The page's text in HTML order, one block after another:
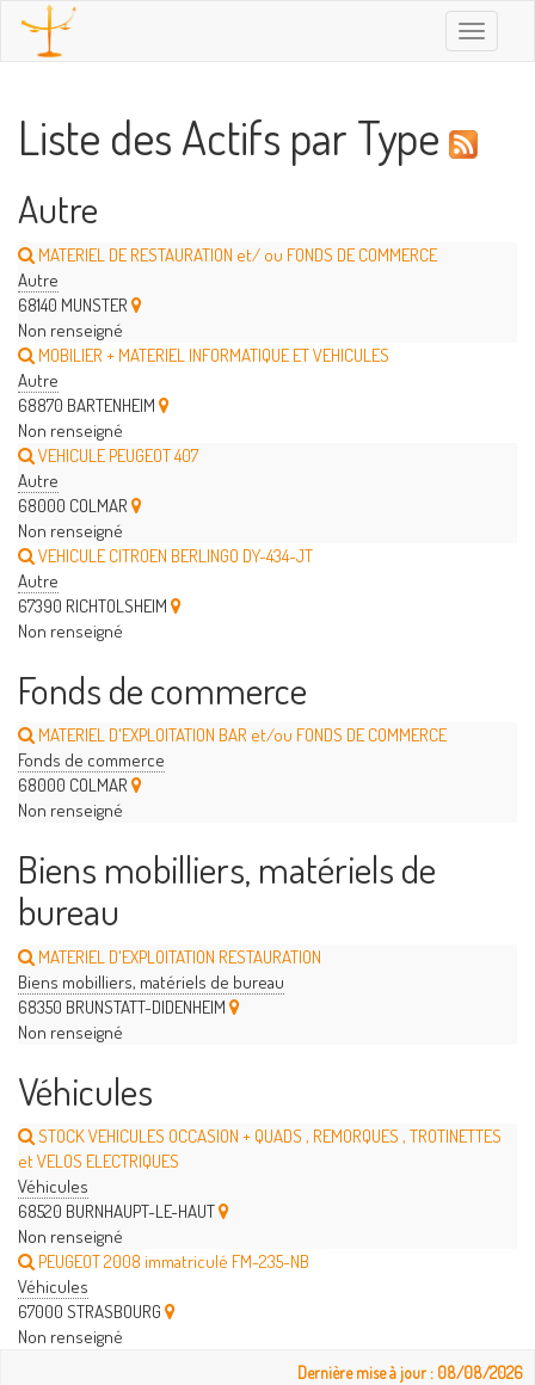
Toggle
Liste des Actifs par Type
Autre
MATERIEL DE RESTAURATION et/ ou FONDS DE COMMERCE
Autre
68140 MUNSTER
Non renseigné
MOBILIER + MATERIEL INFORMATIQUE ET VEHICULES
Autre
68870 BARTENHEIM
Non renseigné
VEHICULE PEUGEOT 407
Autre
68000 COLMAR
Non renseigné
VEHICULE CITROEN BERLINGO DY-434-JT
Autre
67390 RICHTOLSHEIM
Non renseigné
Fonds de commerce
MATERIEL D'EXPLOITATION BAR et/ou FONDS DE COMMERCE
Fonds de commerce
68000 COLMAR
Non renseigné
Biens mobilliers, matériels de
bureau
MATERIEL D'EXPLOITATION RESTAURATION
Biens mobilliers, matériels de bureau
68350 BRUNSTATT-DIDENHEIM
Non renseigné
Véhicules
STOCK VEHICULES OCCASION + QUADS , REMORQUES , TROTINETTES
et VELOS ELECTRIQUES
Véhicules
68520 BURNHAUPT-LE-HAUT
Non renseigné
PEUGEOT 2008 immatriculé FM-235-NB
Véhicules
67000 STRASBOURG
Non renseigné
Dernière mise à jour : 08/08/2026